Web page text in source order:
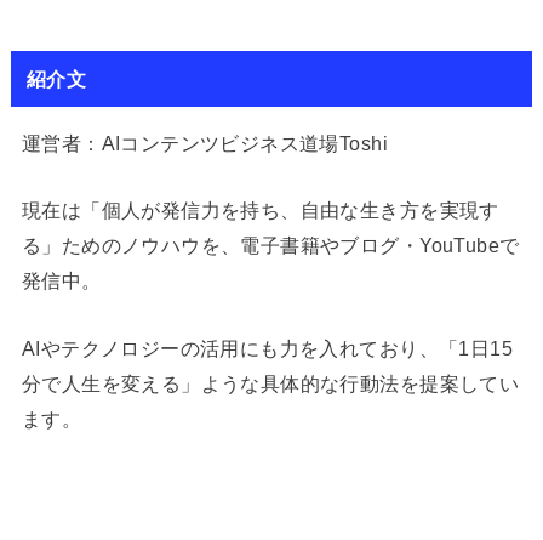
紹介文
運営者：AIコンテンツビジネス道場Toshi
現在は「個人が発信力を持ち、自由な生き方を実現す
る」ためのノウハウを、電子書籍やブログ・YouTubeで
発信中。
AIやテクノロジーの活用にも力を入れており、「1日15
分で人生を変える」ような具体的な行動法を提案してい
ます。